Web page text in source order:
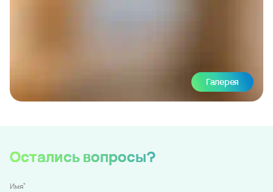
Галерея
Остались вопросы?
Имя*